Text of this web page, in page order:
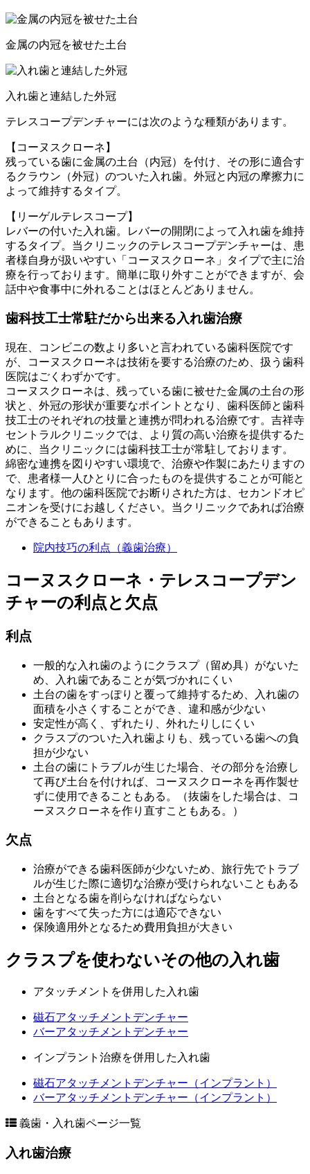
金属の内冠を被せた土台
入れ歯と連結した外冠
テレスコープデンチャーには次のような種類があります。
【コーヌスクローネ】
残っている歯に金属の土台（内冠）を付け、その形に適合す
るクラウン（外冠）のついた入れ歯。外冠と内冠の摩擦力に
よって維持するタイプ。
【リーゲルテレスコープ】
レバーの付いた入れ歯。レバーの開閉によって入れ歯を維持
するタイプ。当クリニックのテレスコープデンチャーは、患
者様自身が扱いやすい「コーヌスクローネ」タイプで主に治
療を行っております。簡単に取り外すことができますが、会
話中や食事中に外れることはほとんどありません。
歯科技工士常駐だから出来る入れ歯治療
現在、コンビニの数より多いと言われている歯科医院です
が、コーヌスクローネは技術を要する治療のため、扱う歯科
医院はごくわずかです。
コーヌスクローネは、残っている歯に被せた金属の土台の形
状と、外冠の形状が重要なポイントとなり、歯科医師と歯科
技工士のそれぞれの技量と連携が問われる治療です。吉祥寺
セントラルクリニックでは、より質の高い治療を提供するた
めに、当クリニックには歯科技工士が常駐しております。
綿密な連携を図りやすい環境で、治療や作製にあたりますの
で、患者様一人ひとりに合ったものを提供することが可能と
なります。他の歯科医院でお断りされた方は、セカンドオピ
ニオンを受けにお越しください。当クリニックであれば治療
ができることもあります。
院内技巧の利点（義歯治療）
コーヌスクローネ・テレスコープデン
チャーの利点と欠点
利点
一般的な入れ歯のようにクラスプ（留め具）がないた
め、入れ歯であることが気づかれにくい
土台の歯をすっぽりと覆って維持するため、入れ歯の
面積を小さくすることができ、違和感が少ない
安定性が高く、ずれたり、外れたりしにくい
クラスプのついた入れ歯よりも、残っている歯への負
担が少ない
土台の歯にトラブルが生じた場合、その部分を治療し
て再び土台を付ければ、コーヌスクローネを再作製せ
ずに使用できることもある。（抜歯をした場合は、コ
ーヌスクローネを作り直すこともある。）
欠点
治療ができる歯科医師が少ないため、旅行先でトラブ
ルが生じた際に適切な治療が受けられないこともある
土台となる歯を削らなければならない
歯をすべて失った方には適応できない
保険適用外となるため費用負担が大きい
クラスプを使わないその他の入れ歯
アタッチメントを併用した入れ歯
磁石アタッチメントデンチャー
バーアタッチメントデンチャー
インプラント治療を併用した入れ歯
磁石アタッチメントデンチャー（インプラント）
バーアタッチメントデンチャー（インプラント）
義歯・入れ歯ページ一覧
入れ歯治療